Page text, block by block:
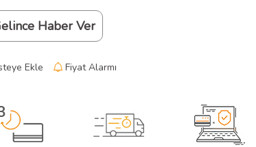
Haber Ver
Ekle Fiyat Alarmı